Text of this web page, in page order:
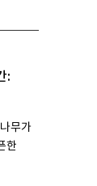
:
무가
한